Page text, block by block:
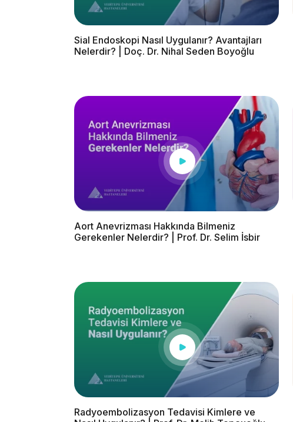
Sial Endoskopi Nasıl Uygulanır? Avantajları
Nelerdir? | Doç. Dr. Nihal Seden Boyoğlu
Aort Anevrizması Hakkında Bilmeniz
Gerekenler Nelerdir? | Prof. Dr. Selim İsbir
Radyoembolizasyon Tedavisi Kimlere ve